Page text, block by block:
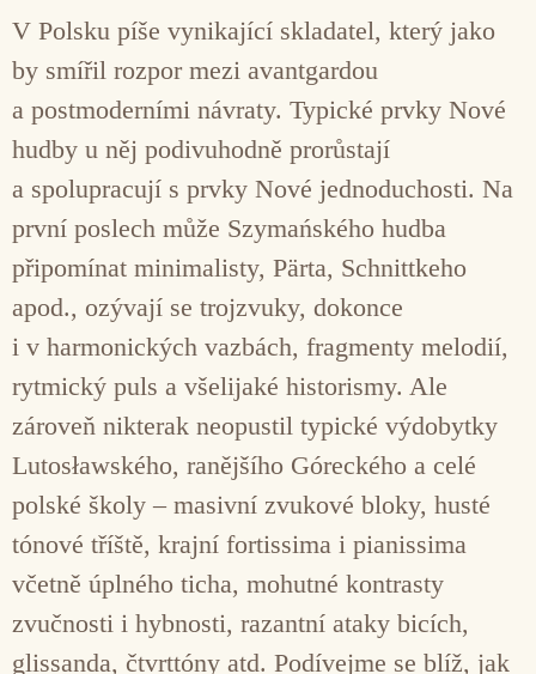
V Polsku píše vynikající skladatel, který jako
by smířil rozpor mezi avantgardou
a postmoderními návraty. Typické prvky Nové
hudby u něj podivuhodně prorůstají
a spolupracují s prvky Nové jednoduchosti. Na
první poslech může Szymańského hudba
připomínat minimalisty, Pärta, Schnittkeho
apod., ozývají se trojzvuky, dokonce
i v harmonických vazbách, fragmenty melodií,
rytmický puls a všelijaké historismy. Ale
zároveň nikterak neopustil typické výdobytky
Lutosławského, ranějšího Góreckého a celé
polské školy – masivní zvukové bloky, husté
tónové tříště, krajní fortissima i pianissima
včetně úplného ticha, mohutné kontrasty
zvučnosti i hybnosti, razantní ataky bicích,
glissanda, čtvrttóny atd. Podívejme se blíž, jak